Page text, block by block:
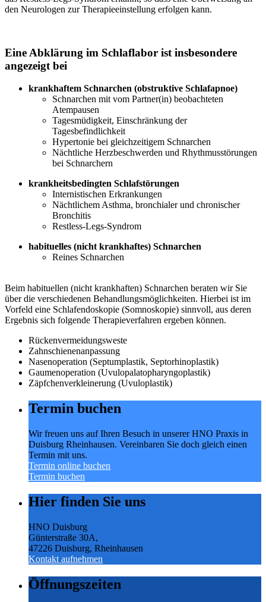
den Neurologen zur Therapieeinstellung erfolgen kann.
Eine Abklärung im Schlaflabor ist insbesondere
angezeigt bei
krankhaftem Schnarchen (obstruktive Schlafapnoe)
Schnarchen mit vom Partner(in) beobachteten
Atempausen
Tagesmüdigkeit, Einschränkung der
Tagesbefindlichkeit
Hypertonie bei gleichzeitigem Schnarchen
Nächtliche Herzbeschwerden und Rhythmusstörungen
bei Schnarchern
krankheitsbedingten Schlafstörungen
Internistischen Erkrankungen
Nächtlichem Asthma, bronchialer und chronischer
Bronchitis
Restless-Legs-Syndrom
habituelles (nicht krankhaftes) Schnarchen
Reines Schnarchen
Beim habituellen (nicht krankhaften) Schnarchen beraten wir Sie
über die verschiedenen Behandlungsmöglichkeiten. Hierbei ist im
Vorfeld eine Schlafendoskopie (Somnoskopie) sinnvoll, aus deren
Ergebnis sich folgende Therapieverfahren ergeben können.
Rückenvermeidungsweste
Zahnschienenanpassung
Nasenoperation (Septumplastik, Septorhinoplastik)
Gaumenoperation (Uvulopalatopharyngoplastik)
Zäpfchenverkleinerung (Uvuloplastik)
Termin buchen
Wir freuen uns auf Ihren Besuch in unserer HNO Praxis in
Duisburg Rheinhausen. Vereinbaren Sie doch gleich einen
Termin mit uns.
Termin online buchen
Termin buchen
Hier finden Sie uns
HNO Duisburg
Günterstraße 30A,
47226 Duisburg, Rheinhausen
Kontakt aufnehmen
Öffnungszeiten